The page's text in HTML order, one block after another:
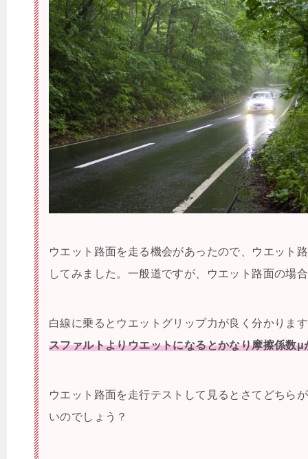
ウエット路面を走る機会があったので、ウエット
してみました。一般道ですが、ウエット路面の場
白線に乗るとウエットグリップ力が良く分かりま
スファルトよりウエットになるとかなり摩擦係数μ
ウエット路面を走行テストして見るとさてどちら
いのでしょう？